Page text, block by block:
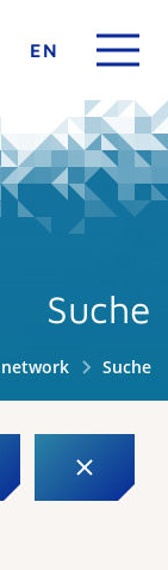
EN
Suche
Suche